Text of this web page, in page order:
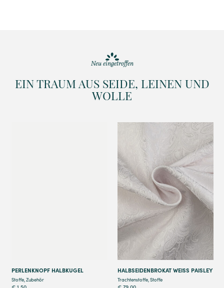
Neu eingetroffen
EIN TRAUM AUS SEIDE, LEINEN UND
WOLLE
PERLENKNOPF HALBKUGEL
Stoffe,Zubehör
Details
HALBSEIDENBROKAT WEISS PAISLEY
Trachtenstoffe,Stoffe